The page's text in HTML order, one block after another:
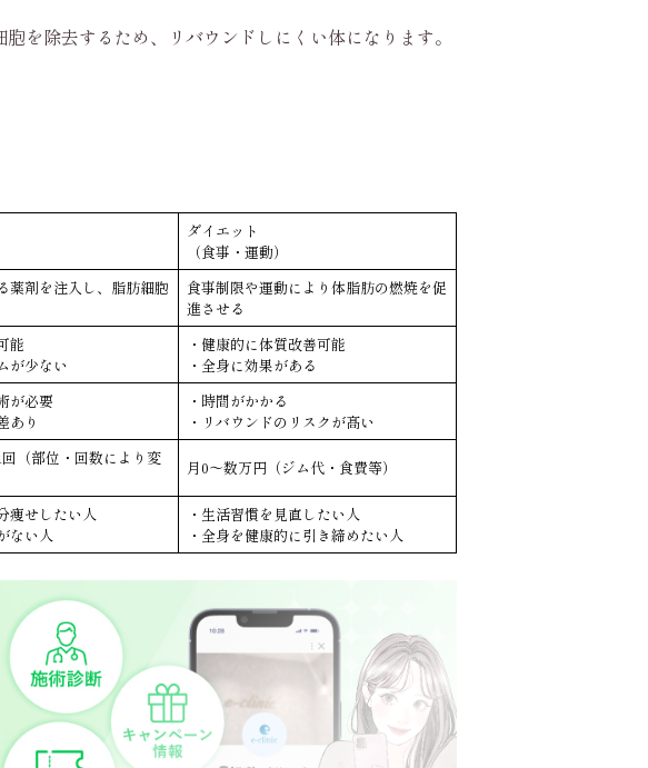
胞を除去するため、リバウンドしにくい体になります。
ダイエット
（食事・運動）
薬剤を注入し、脂肪細胞
食事制限や運動により体脂肪の燃焼を促
進させる
能
が少ない
・健康的に体質改善可能
・全身に効果がある
が必要
あり
・時間がかかる
・リバウンドのリスクが髙い
（部位・回数により変
月0〜数万円（ジム代・食費等）
痩せしたい人
ない人
・生活習慣を見直したい人
・全身を健康的に引き締めたい人